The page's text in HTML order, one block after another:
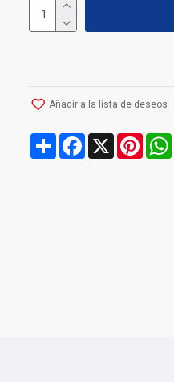
Añadir a la lista de deseos
Share Facebook
X